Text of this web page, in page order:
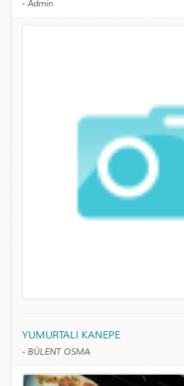
- Admin
YUMURTALI KANEPE
- BÜLENT OSMA